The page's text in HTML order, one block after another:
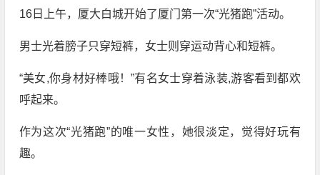
16日上午，厦大白城开始了厦门第一次“光猪跑”活动。
男士光着膀子只穿短裤，女士则穿运动背心和短裤。
“美女,你身材好棒哦！”有名女士穿着泳装,游客看到都欢
呼起来。
作为这次“光猪跑”的唯一女性，她很淡定，觉得好玩有
趣。